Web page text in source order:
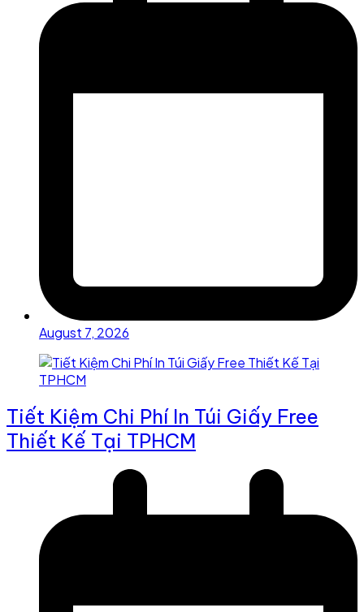
August 7, 2026
Tiết Kiệm Chi Phí In Túi Giấy Free
Thiết Kế Tại TPHCM